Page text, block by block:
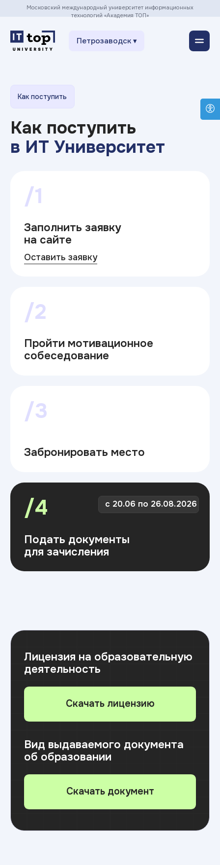
Петрозаводск ▾
Московский международный университет информационных
технологий «Академия ТОП»
Как поступить
в ИТ Университет
с 20.06 по 26.08.2026
/4
Забронировать место
Пройти мотивационное
собеседование
/2
/1
об образовании
Скачать лицензию
Подайте документы
одним из способов:
Лично в приемной комиссии вуза
Онлайн через суперсервер «Поступление
в вуз онлайн» на портале «Госуслуги»
Почтой
копируется только основной разворот
и прописка)
Адрес: 121170, г. Москва, Кутузовский
31 августа до 12.00 по местному
и заключения договоров